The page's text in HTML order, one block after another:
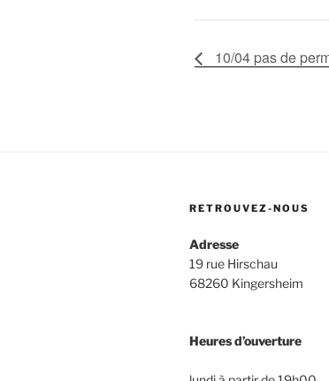
10/04 pas de
RETROUVEZ-NOUS
Adresse
19 rue Hirschau
68260 Kingersheim
Heures d’ouverture